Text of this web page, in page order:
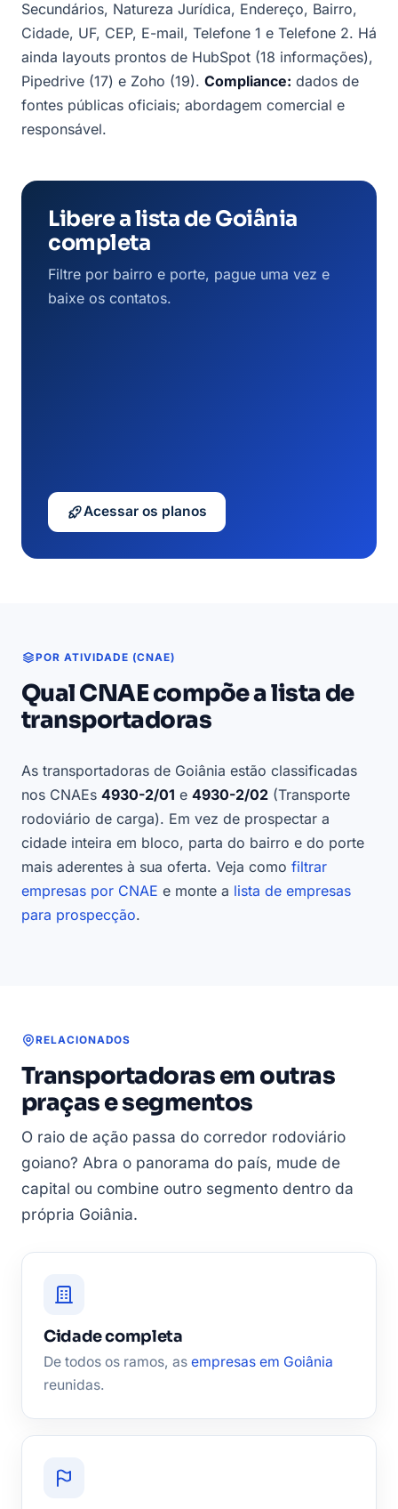
Secundários, Natureza Jurídica, Endereço, Bairro,
Cidade, UF, CEP, E-mail, Telefone 1 e Telefone 2. Há
ainda layouts prontos de HubSpot (18 informações),
Pipedrive (17) e Zoho (19). Compliance: dados de
fontes públicas oficiais; abordagem comercial e
responsável.
Libere a lista de Goiânia
completa
Filtre por bairro e porte, pague uma vez e
baixe os contatos.
Acessar os planos
POR ATIVIDADE (CNAE)
Qual CNAE compõe a lista de
transportadoras
As transportadoras de Goiânia estão classificadas
nos CNAEs 4930-2/01 e 4930-2/02 (Transporte
rodoviário de carga). Em vez de prospectar a
cidade inteira em bloco, parta do bairro e do porte
mais aderentes à sua oferta. Veja como filtrar
empresas por CNAE e monte a lista de empresas
para prospecção.
RELACIONADOS
Transportadoras em outras
praças e segmentos
O raio de ação passa do corredor rodoviário
goiano? Abra o panorama do país, mude de
capital ou combine outro segmento dentro da
própria Goiânia.
Cidade completa
De todos os ramos, as empresas em Goiânia
reunidas.